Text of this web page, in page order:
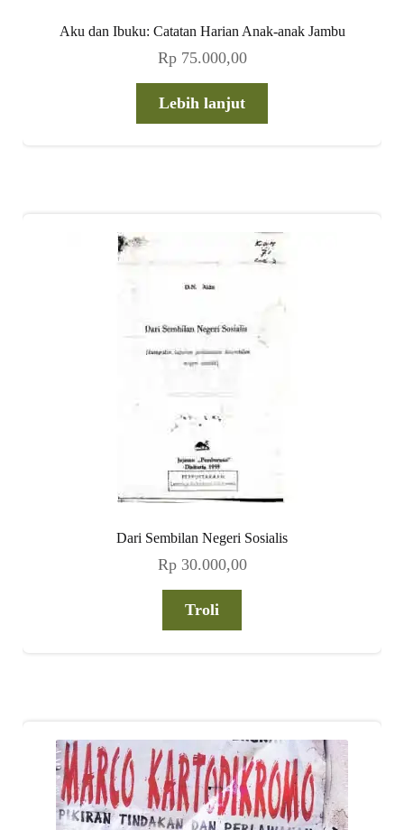
Aku dan Ibuku: Catatan Harian Anak-anak Jambu
Rp75.000,00
Lebih lanjut
Dari Sembilan Negeri Sosialis
Rp30.000,00
Troli